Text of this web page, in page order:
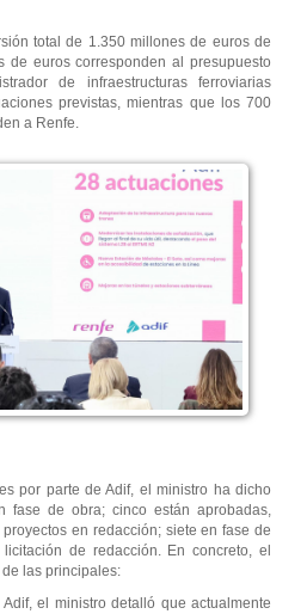
total de 1.350 millones de euros de
de euros corresponden al presupuesto
de infraestructuras ferroviarias
previstas, mientras que los 700
a Renfe.
por parte de Adif, el ministro ha dicho
fase de obra; cinco están aprobadas,
en redacción; siete en fase de
de redacción. En concreto, el
las principales:
el ministro detalló que actualmente